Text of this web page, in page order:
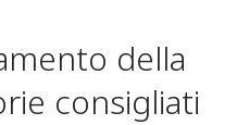
della
consigliati